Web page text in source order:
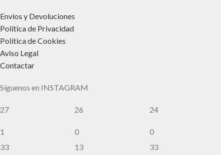
Envios y Devoluciones
Política de Privacidad
Política de Cookies
Aviso Legal
Contactar
Síguenos en INSTAGRAM
27
1
26
0
24
0
33
13 33